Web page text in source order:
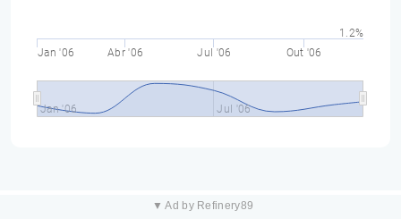
Jan '06 Abr '06 Jul '06 Out '06
Jan '06 Jul '06
1.2%
▼ Ad by Refinery89